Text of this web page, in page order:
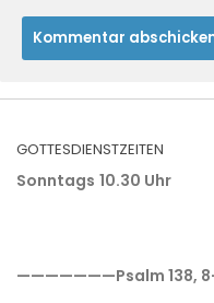
GOTTESDIENSTZEITEN
Sonntags 10.30 Uhr
———————Psalm 138,